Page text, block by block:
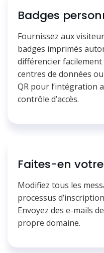
Badges
Fournissez aux
badges imprimés
différencier
centres de données
QR pour l’intégration
contrôle d’accès.
Faites-en
Modifiez tous les
processus
Envoyez des e-mails
propre domaine.